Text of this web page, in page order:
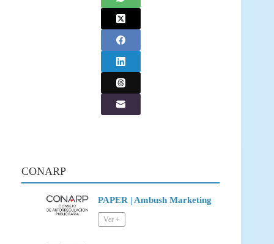
CONARP
PAPER | Ambush Marketing